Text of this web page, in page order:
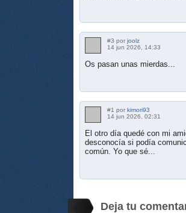
#3 por joolz
14 jun 2026, 14:33
Os pasan unas mierdas...
#1 por kimori93
14 jun 2026, 02:31
El otro día quedé con mi
desconocía si podía
común. Yo que sé...
Deja tu